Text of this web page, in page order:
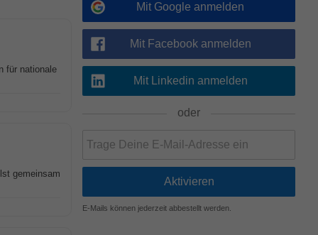
für nationale
gemeinsam
Mit Google anmelden
Mit Facebook anmelden
Mit Linkedin anmelden
oder
E-Mails können jederzeit abbestellt werden.